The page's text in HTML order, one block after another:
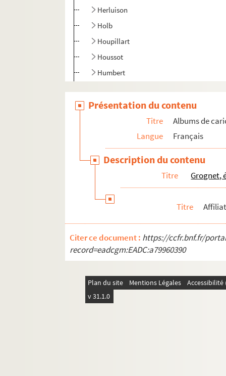
Herluison
Holb
Houpillart
Houssot
Humbert
Job
Juvénal (voir à Frondas)
Klenck ou P.K. ou Peka ou Kapé ou
Kretz
Lafosse
A. Lemot
L.H.
Alfred le Petit ou A.L.P
Lewis
Présentation du contenu
Titre
Albums de
Langue
Français
Description du contenu
Titre Grognet,
Titre
Citer ce document : https://ccfr.bnf.fr/
record=eadcgm:EADC:a79960390
Plan du site Mentions Légales
v 31.1.0